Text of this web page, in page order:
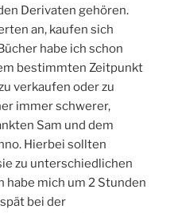
Derivaten gehören.
an, kaufen sich
habe ich schon
bestimmten Zeitpunkt
verkaufen oder zu
immer schwerer,
Sam und dem
Hierbei sollten
zu unterschiedlichen
habe mich um 2 Stunden
bei der